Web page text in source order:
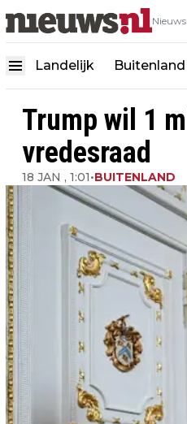
Landelijk Buitenland
Trump wil 1
vredesraad
18 JAN , 1:01•BUITENLAND